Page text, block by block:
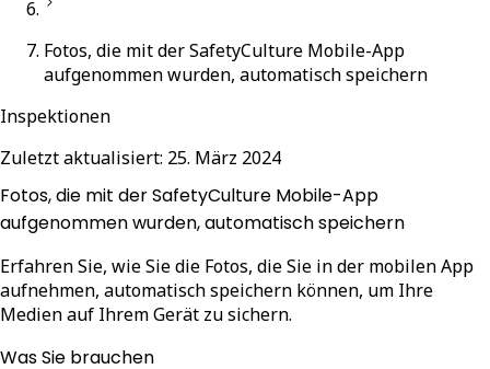
Fotos, die mit der SafetyCulture Mobile-App
aufgenommen wurden, automatisch speichern
Inspektionen
Zuletzt aktualisiert: 25. März 2024
Fotos, die mit der SafetyCulture Mobile-App
aufgenommen wurden, automatisch speichern
Erfahren Sie, wie Sie die Fotos, die Sie in der mobilen App
aufnehmen, automatisch speichern können, um Ihre
Medien auf Ihrem Gerät zu sichern.
Was Sie brauchen